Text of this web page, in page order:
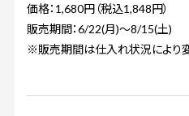
価格：1,680円（税込1,848円）
販売期間：6/22(月)〜8/15(土)
※販売期間は仕入れ状況により